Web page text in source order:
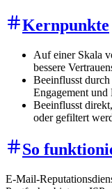
Kernpunkte
Auf einer Skala
bessere
Beeinflusst
Engagement
Beeinflusst
oder gefiltert
So
E-Mail-